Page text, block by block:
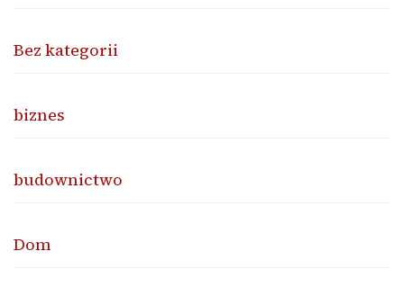
Bez kategorii
biznes
budownictwo
Dom